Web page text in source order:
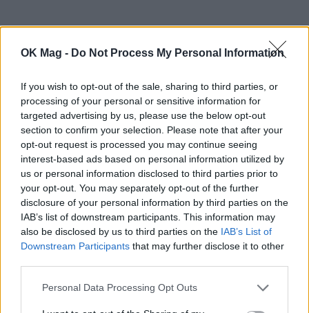
OK Mag - Do Not Process My Personal Information
If you wish to opt-out of the sale, sharing to third parties, or
processing of your personal or sensitive information for
targeted advertising by us, please use the below opt-out
section to confirm your selection. Please note that after your
opt-out request is processed you may continue seeing
interest-based ads based on personal information utilized by
us or personal information disclosed to third parties prior to
your opt-out. You may separately opt-out of the further
disclosure of your personal information by third parties on the
IAB’s list of downstream participants. This information may
also be disclosed by us to third parties on the IAB’s List of
Downstream Participants that may further disclose it to other
Personal Data Processing Opt Outs
Διαβάστε επίσης:Ηρώ Πεκτέση – Αντιγόνη
Μακρή: «Είναι πολύ πιο εύκολο οι άνθρωποι να
αποδεχτούν έναν γκέι άντρα παρά μια γκέι
γυναίκα»
ΣΧΕΤΙΚΑ ΑΡΘΡΑ